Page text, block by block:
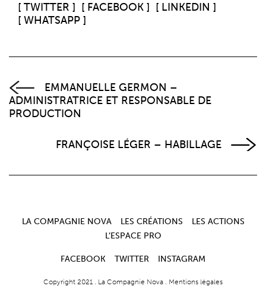
[ TWITTER ] [ FACEBOOK ] [ LINKEDIN ]
[ WHATSAPP ]
EMMANUELLE GERMON –
ADMINISTRATRICE ET RESPONSABLE DE
PRODUCTION
FRANÇOISE LÉGER – HABILLAGE
LA COMPAGNIE NOVA LES CRÉATIONS
LES ACTIONS
L’ESPACE PRO
FACEBOOK TWITTER INSTAGRAM
Copyright 2021 . La Compagnie Nova . Mentions légales